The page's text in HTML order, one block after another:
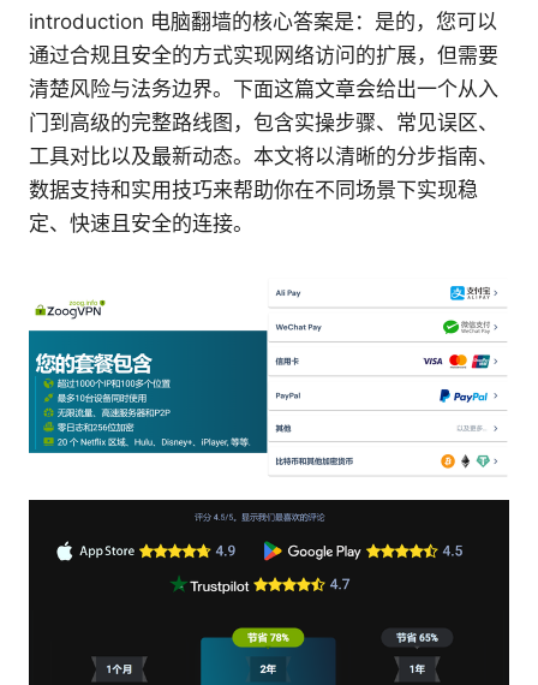
introduction 电脑翻墙的核心答案是：是的，您可以
通过合规且安全的方式实现网络访问的扩展，但需要
清楚风险与法务边界。下面这篇文章会给出一个从入
门到高级的完整路线图，包含实操步骤、常见误区、
工具对比以及最新动态。本文将以清晰的分步指南、
数据支持和实用技巧来帮助你在不同场景下实现稳
定、快速且安全的连接。